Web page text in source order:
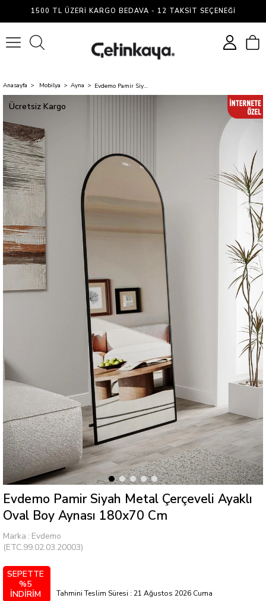
1500 TL ÜZERI KARGO BEDAVA - 12 TAKSIT SEÇENEĞI
Anasayfa Mobilya Ayna Evdemo Pamir Siyah Metal Çerçeveli Ayaklı Oval Boy Aynası 180x70 Cm
Ücretsiz Kargo
Evdemo Pamir Siyah Metal Çerçeveli Ayaklı
Oval Boy Aynası 180x70 Cm
Marka : Evdemo
(ETC.99.02.03.20003)
Tahmini Teslim Süresi : 21 Ağustos 2026 Cuma
SEPETTE
%5
İNDİRİM